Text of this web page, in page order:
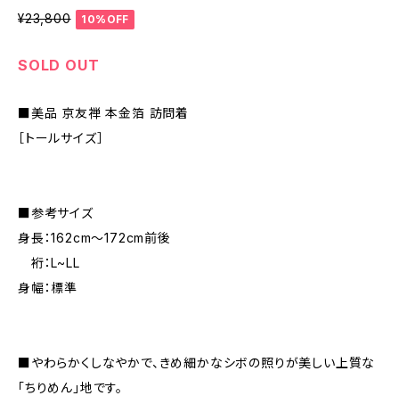
¥23,800 10%OFF
SOLD OUT
■美品 京友禅 本金箔 訪問着
［トールサイズ］
■参考サイズ
身長：162cm～172cm前後
裄：L~LL
身幅：標準
■やわらかくしなやかで、きめ細かなシボの照りが美しい上質な
「ちりめん」地です。